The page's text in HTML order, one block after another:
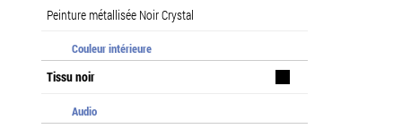
Peinture métallisée Noir Crystal
Couleur intérieure
Tissu noir
Audio